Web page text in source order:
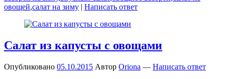
овощей,салат на зиму | Написать ответ
Салат из капусты с овощами
Опубликовано 05.10.2015 Автор Oriona — Написать ответ